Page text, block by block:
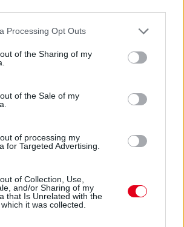
website/app uses one or more Google
visit or usage behaviour. You may click to
to Google and its third-party tags to
specified purposes in below Google
Processing Opt Outs
of the Sharing of my
of the Sale of my
of processing my
for Targeted Advertising.
of Collection, Use,
and/or Sharing of my
that Is Unrelated with the
it was collected.
azóta sem jött ki, hivatalosan nem
nincs annak, hogy ez az autó még
45-en.
Egyre-egyre közelebb.
nem jön egy hosszabb megszakítás,
vagy ilyesmi.